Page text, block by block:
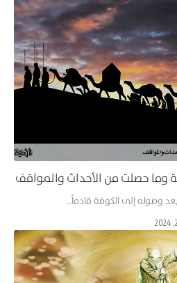
وما حصلت من الأحداث والمواقف
وصوله إلى الكوفة قادماً…